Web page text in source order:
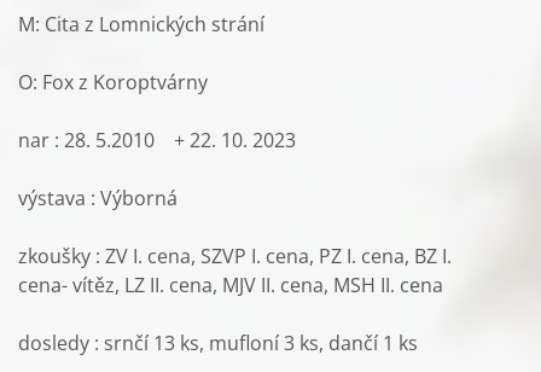
M: Cita z Lomnických strání
O: Fox z Koroptvárny
nar : 28. 5.2010 + 22. 10. 2023
výstava : Výborná
zkoušky : ZV I. cena, SZVP I. cena, PZ I. cena, BZ I.
cena- vítěz, LZ II. cena, MJV II. cena, MSH II. cena
dosledy : srnčí 13 ks, mufloní 3 ks, dančí 1 ks